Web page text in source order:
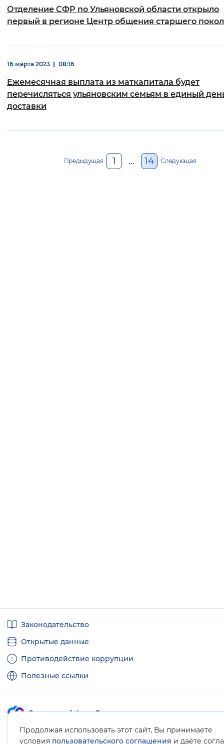
Отделение СФР по Ульяновской области открыло
первый в регионе Центр общения старшего
16 марта 2023 08:16
Ежемесячная выплата из маткапитала будет
перечисляться ульяновским семьям в единый
доставки
Предыдущая 1 … 14 Следующая
Продолжая использовать этот сайт, Вы принимаете
условия пользовательского соглашения и даёте
ссылкиЗаконодательство
Открытые данные
Противодействие коррупции
Полезные ссылки
Карта сайта